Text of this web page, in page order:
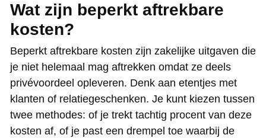
Wat zijn beperkt aftrekbare
kosten?
Beperkt aftrekbare kosten zijn zakelijke uitgaven die
je niet helemaal mag aftrekken omdat ze deels
privévoordeel opleveren. Denk aan etentjes met
klanten of relatiegeschenken. Je kunt kiezen tussen
twee methodes: of je trekt tachtig procent van deze
kosten af, of je past een drempel toe waarbij de